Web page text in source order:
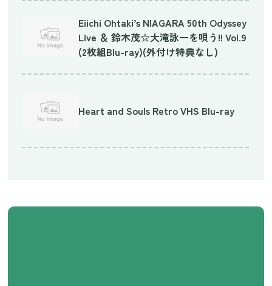
Eiichi Ohtaki’s NIAGARA 50th Odyssey
Live ＆ 鈴木茂☆大滝詠一を唄う!! Vol.9
(2枚組Blu-ray)(外付け特典なし)
Heart and Souls Retro VHS Blu-ray